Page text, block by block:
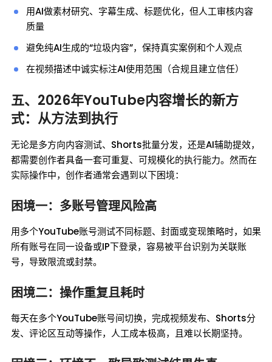
用AI做素材研究、字幕生成、标题优化，但人工审核内容
质量
避免纯AI生成的“垃圾内容”，保持真实案例和个人观点
在视频描述中诚实标注AI使用范围（合规且建立信任）
五、2026年YouTube内容增长的新方
式：从方法到执行
无论是多方向内容测试、Shorts批量分发，还是AI辅助提效，
都需要创作者具备一套可重复、可规模化的执行能力。然而在
实际操作中，创作者通常会遇到以下困境：
困境一：多账号管理风险高
用多个YouTube账号测试不同标题、封面或变现策略时，如果
所有账号在同一设备或IP下登录，容易被平台识别为关联账
号，导致限流或封禁。
困境二：操作重复且耗时
每天在多个YouTube账号间切换，完成视频发布、Shorts分
发、评论区互动等操作，人工成本极高，且难以长期坚持。